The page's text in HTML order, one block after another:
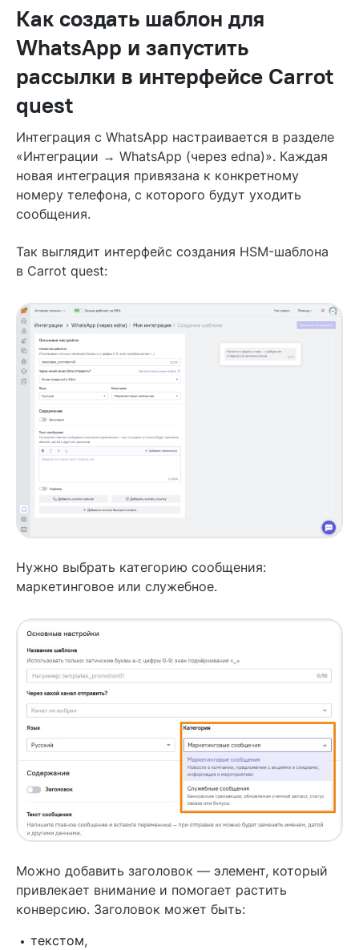
Как создать шаблон для
WhatsApp и запустить
рассылки в интерфейсе Carrot
quest
Интеграция с WhatsApp настраивается в разделе
«Интеграции → WhatsApp (через edna)». Каждая
новая интеграция привязана к конкретному
номеру телефона, с которого будут уходить
сообщения.
Так выглядит интерфейс создания HSM-шаблона
в Carrot quest:
Нужно выбрать категорию сообщения:
маркетинговое или служебное.
Можно добавить заголовок — элемент, который
привлекает внимание и помогает растить
конверсию. Заголовок может быть:
текстом,